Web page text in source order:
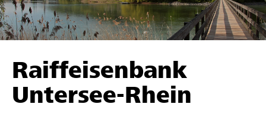
Parrainer
Soutien & assistance
Trouvez des projets et des organisations
Raiffeisenbank
Untersee-Rhein